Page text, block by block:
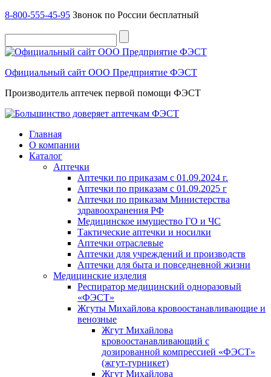
8-800-555-45-95 Звонок по России бесплатный
Официальный сайт ООО Предприятие ФЭСТ
Производитель аптечек первой помощи ФЭСТ
Главная
О компании
Каталог
Аптечки
Аптечки по приказам с 01.09.2024 г.
Аптечки по приказам с 01.09.2025 г
Аптечки по приказам Министерства
здравоохранения РФ
Медицинское имущество ГО и ЧС
Тактические аптечки и носилки
Аптечки отраслевые
Аптечки для учреждений и производств
Аптечки для быта и повседневной жизни
Медицинские изделия
Респиратор медицинский одноразовый
«ФЭСТ»
Жгуты Михайлова кровоостанавливающие и
венозные
Жгут Михайлова
кровоостанавливающий с
дозированной компрессией «ФЭСТ»
(жгут-турникет)
Жгут Михайлова